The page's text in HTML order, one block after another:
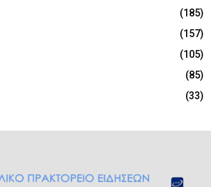
(185)
(157)
(105)
(85)
(33)